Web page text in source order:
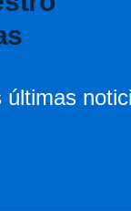
últimas